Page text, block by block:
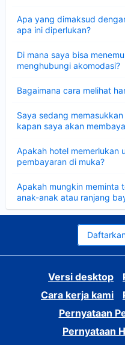
Apa yang dimaksud
apa ini diperlukan?
Di mana saya bisa
menghubungi akomodasi?
Bagaimana cara melihat
Saya sedang
kapan saya akan
Apakah hotel memerlukan
pembayaran di muka?
Apakah mungkin meminta
anak-anak atau ranjang
Versi desktop
Cara kerja kami
Pernyataan
Pernyataan